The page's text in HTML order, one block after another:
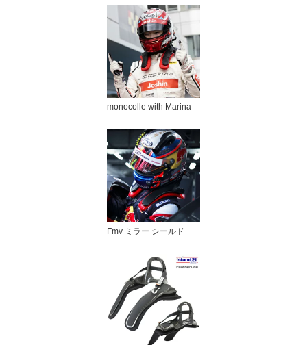
monocolle with Marina
Fmv ミラー シールド